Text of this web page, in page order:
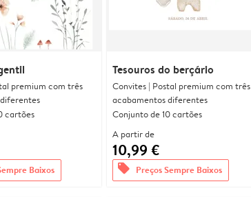
premium com três
cartões
Baixos
Tesouros do berçário
Convites | Postal premium com três
acabamentos diferentes
Conjunto de 10 cartões
A partir de
10,99 €
offers Preços Sempre Baixos